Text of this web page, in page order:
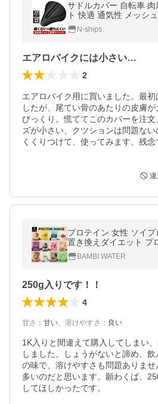
サドルカバー 自転車
ト 快適 通気性 メッシ
サイクリング 痛くない
N-ships
エアロバイクには小さい…
2
エアロバイク用に買いました。最
したが、尾てい骨のあたりの皮膚
びっくり。慌ててこのカバーを注
ズが小さい、クツションは問題な
くくりつけて、使ってみます、残念
プロテイン 女性 ソイ
置き換えダイエット プ
ホエイプロテイン 無添
爆買 春夏
BAMBI WATER
250g入りです！！
4
甘さ ： 甘い、 溶けやすさ ： 良い
1K入りと間違えて購入してしまい
しました。しょうがないと諦め、
の味で、溶けやすさも問題ありま
多いのだと思います。願わくば、
してほしかったです。